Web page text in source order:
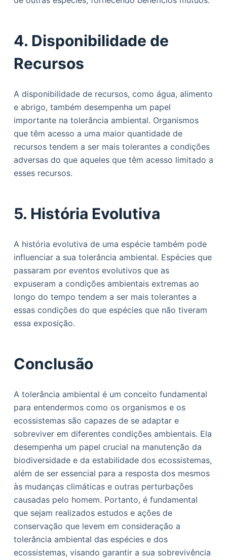
4. Disponibilidade de
Recursos
A disponibilidade de recursos, como água, alimento
e abrigo, também desempenha um papel
importante na tolerância ambiental. Organismos
que têm acesso a uma maior quantidade de
recursos tendem a ser mais tolerantes a condições
adversas do que aqueles que têm acesso limitado a
esses recursos.
5. História Evolutiva
A história evolutiva de uma espécie também pode
influenciar a sua tolerância ambiental. Espécies que
passaram por eventos evolutivos que as
expuseram a condições ambientais extremas ao
longo do tempo tendem a ser mais tolerantes a
essas condições do que espécies que não tiveram
essa exposição.
Conclusão
A tolerância ambiental é um conceito fundamental
para entendermos como os organismos e os
ecossistemas são capazes de se adaptar e
sobreviver em diferentes condições ambientais. Ela
desempenha um papel crucial na manutenção da
biodiversidade e da estabilidade dos ecossistemas,
além de ser essencial para a resposta dos mesmos
às mudanças climáticas e outras perturbações
causadas pelo homem. Portanto, é fundamental
que sejam realizados estudos e ações de
conservação que levem em consideração a
tolerância ambiental das espécies e dos
ecossistemas, visando garantir a sua sobrevivência